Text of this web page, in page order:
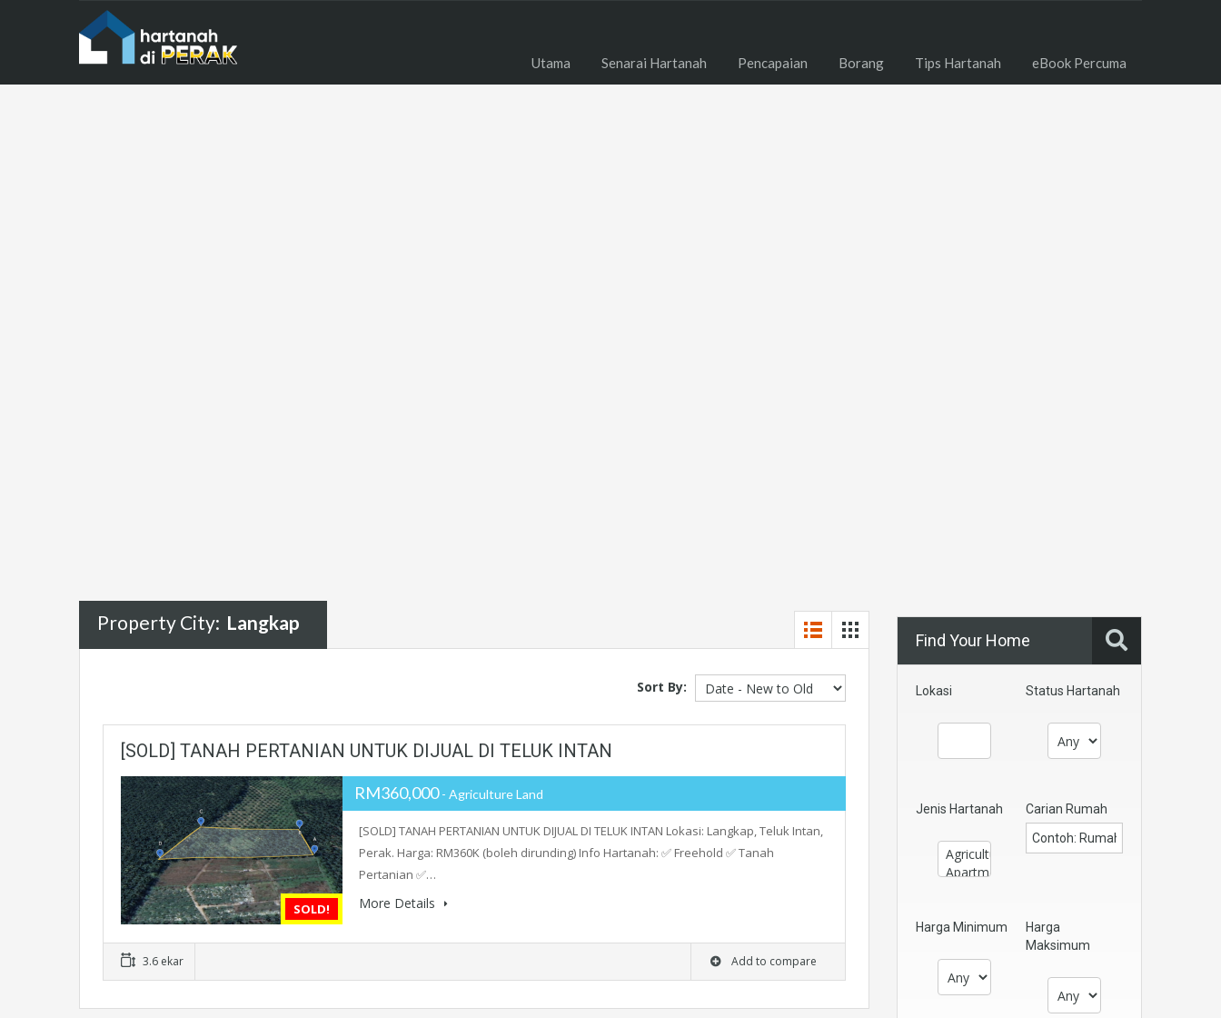
Utama Senarai Hartanah Pencapaian Borang Tips Hartanah eBook Percuma
Property City: Langkap
Sort By:
[SOLD] TANAH PERTANIAN UNTUK DIJUAL DI TELUK INTAN
SOLD!
RM360,000- Agriculture Land
[SOLD] TANAH PERTANIAN UNTUK DIJUAL DI TELUK INTAN Lokasi: Langkap, Teluk Intan,
Perak. Harga: RM360K (boleh dirunding) Info Hartanah: ✅ Freehold ✅ Tanah
Pertanian ✅…
More Details
3.6 ekar Add to compare
Find Your Home
Lokasi Status Hartanah
Jenis Hartanah Carian Rumah
Harga Minimum
Harga
Maksimum